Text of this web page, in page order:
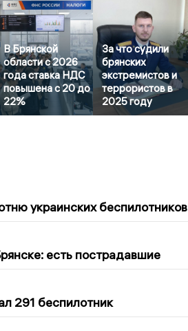
В Брянской
области с 2026
года ставка НДС
повышена с 20 до
22%
За что судили
брянских
экстремистов и
террористов в
2025 году
украинских беспилотников
есть пострадавшие
291 беспилотник